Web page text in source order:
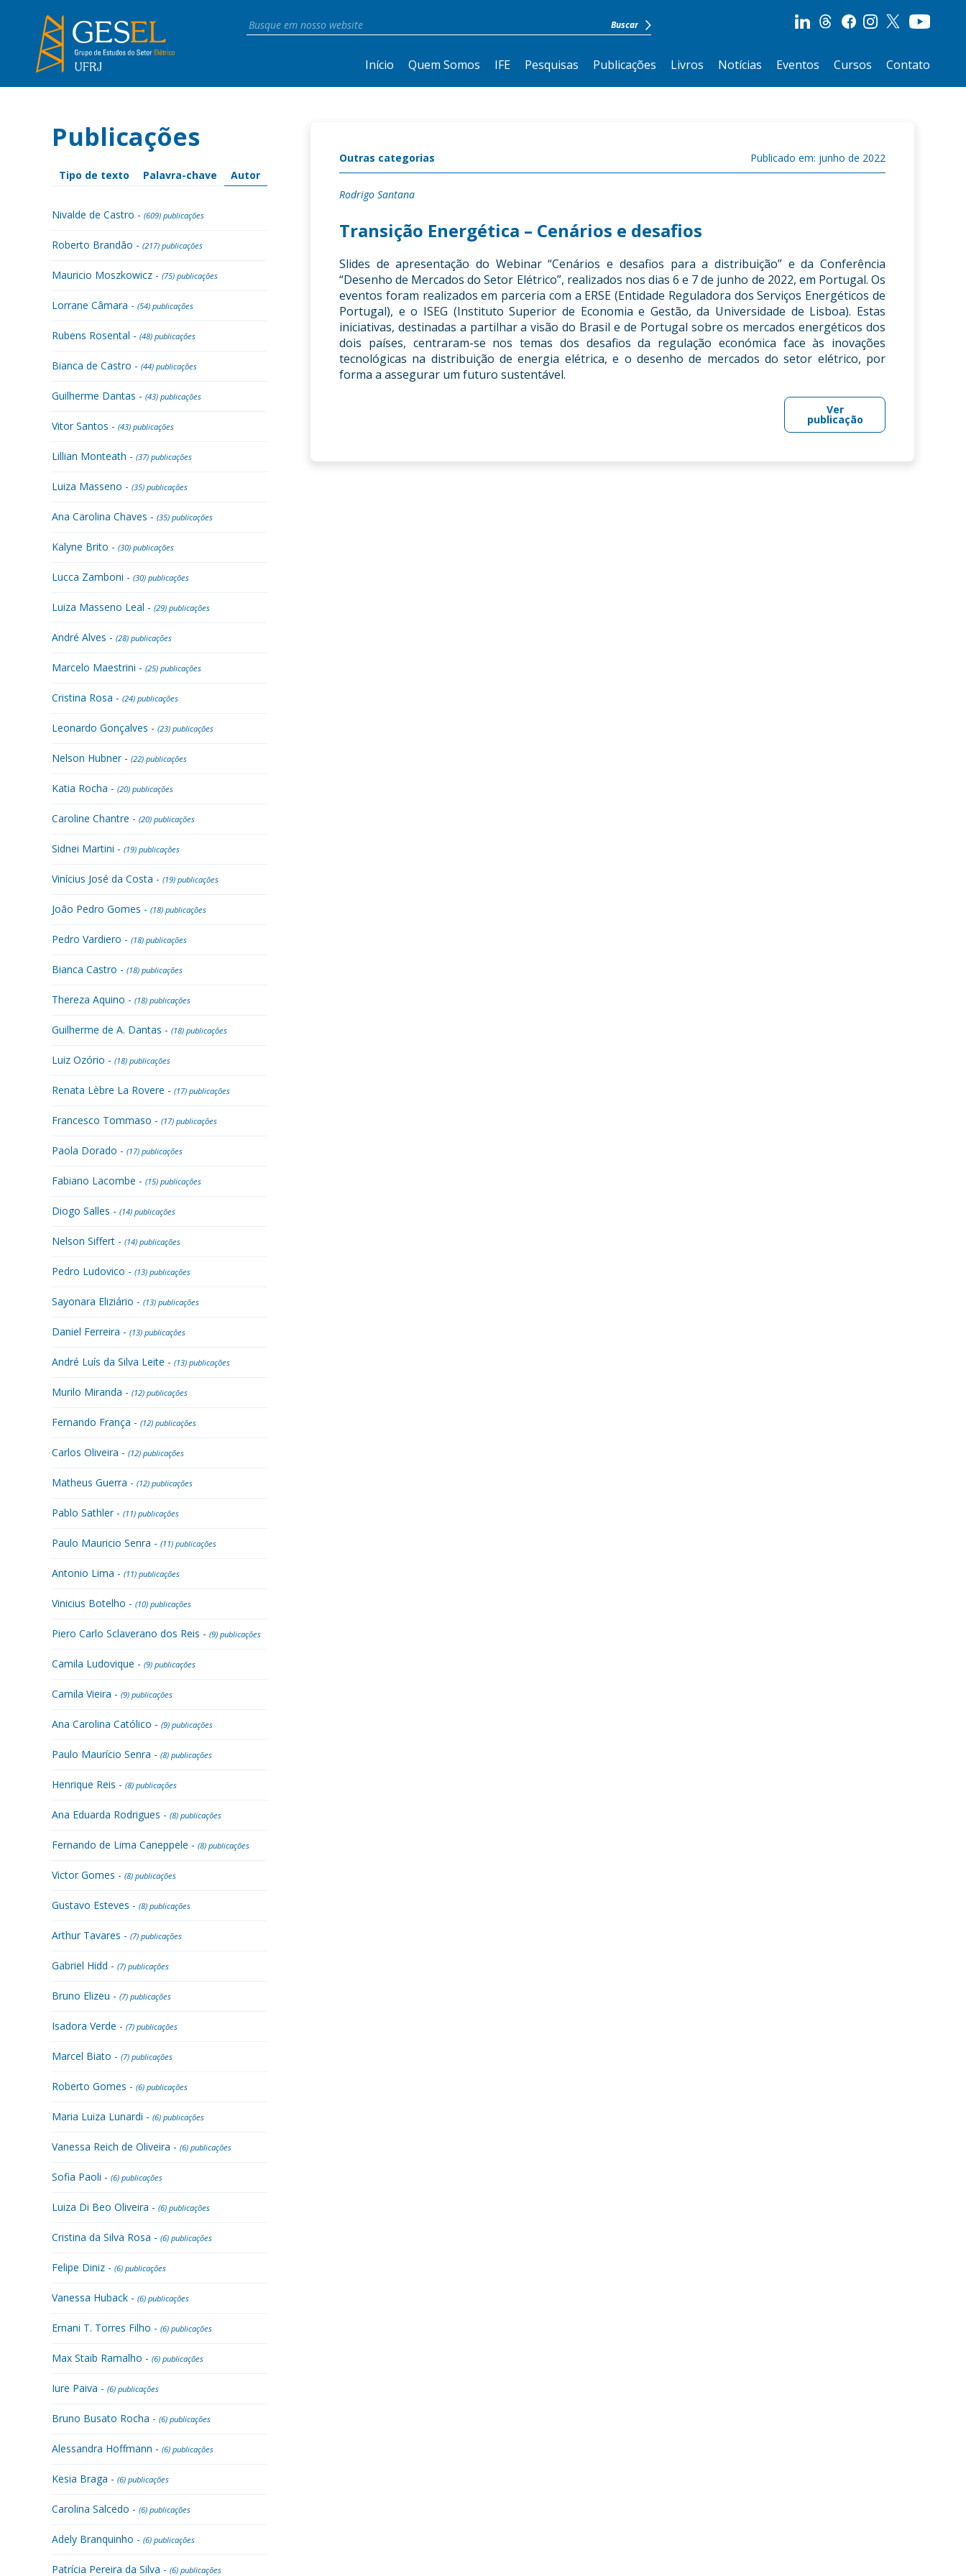
Início Quem Somos IFE Pesquisas Publicações Livros Notícias Eventos Cursos Contato
Publicações
Tipo de texto Palavra-chave Autor
Nivalde de Castro - (609) publicações
Roberto Brandão - (217) publicações
Mauricio Moszkowicz - (75) publicações
Lorrane Câmara - (54) publicações
Rubens Rosental - (48) publicações
Bianca de Castro - (44) publicações
Guilherme Dantas - (43) publicações
Vitor Santos - (43) publicações
Lillian Monteath - (37) publicações
Luiza Masseno - (35) publicações
Ana Carolina Chaves - (35) publicações
Kalyne Brito - (30) publicações
Lucca Zamboni - (30) publicações
Luiza Masseno Leal - (29) publicações
André Alves - (28) publicações
Marcelo Maestrini - (25) publicações
Cristina Rosa - (24) publicações
Leonardo Gonçalves - (23) publicações
Nelson Hubner - (22) publicações
Katia Rocha - (20) publicações
Caroline Chantre - (20) publicações
Sidnei Martini - (19) publicações
Vinícius José da Costa - (19) publicações
João Pedro Gomes - (18) publicações
Pedro Vardiero - (18) publicações
Bianca Castro - (18) publicações
Thereza Aquino - (18) publicações
Guilherme de A. Dantas - (18) publicações
Luiz Ozório - (18) publicações
Renata Lèbre La Rovere - (17) publicações
Francesco Tommaso - (17) publicações
Paola Dorado - (17) publicações
Fabiano Lacombe - (15) publicações
Diogo Salles - (14) publicações
Nelson Siffert - (14) publicações
Pedro Ludovico - (13) publicações
Sayonara Eliziário - (13) publicações
Daniel Ferreira - (13) publicações
André Luís da Silva Leite - (13) publicações
Murilo Miranda - (12) publicações
Fernando França - (12) publicações
Carlos Oliveira - (12) publicações
Matheus Guerra - (12) publicações
Pablo Sathler - (11) publicações
Paulo Mauricio Senra - (11) publicações
Antonio Lima - (11) publicações
Vinicius Botelho - (10) publicações
Piero Carlo Sclaverano dos Reis - (9) publicações
Camila Ludovique - (9) publicações
Camila Vieira - (9) publicações
Ana Carolina Católico - (9) publicações
Paulo Maurício Senra - (8) publicações
Henrique Reis - (8) publicações
Ana Eduarda Rodrigues - (8) publicações
Fernando de Lima Caneppele - (8) publicações
Victor Gomes - (8) publicações
Gustavo Esteves - (8) publicações
Arthur Tavares - (7) publicações
Gabriel Hidd - (7) publicações
Bruno Elizeu - (7) publicações
Isadora Verde - (7) publicações
Marcel Biato - (7) publicações
Roberto Gomes - (6) publicações
Maria Luiza Lunardi - (6) publicações
Vanessa Reich de Oliveira - (6) publicações
Sofia Paoli - (6) publicações
Luiza Di Beo Oliveira - (6) publicações
Cristina da Silva Rosa - (6) publicações
Felipe Diniz - (6) publicações
Vanessa Huback - (6) publicações
Ernani T. Torres Filho - (6) publicações
Max Staib Ramalho - (6) publicações
Iure Paiva - (6) publicações
Bruno Busato Rocha - (6) publicações
Alessandra Hoffmann - (6) publicações
Kesia Braga - (6) publicações
Carolina Salcedo - (6) publicações
Adely Branquinho - (6) publicações
Patrícia Pereira da Silva - (6) publicações
Outras categorias Publicado em: junho de 2022
Rodrigo Santana
Transição Energética – Cenários e desafios
Slides de apresentação do Webinar “Cenários e desafios para a distribuição” e da Conferência
“Desenho de Mercados do Setor Elétrico”, realizados nos dias 6 e 7 de junho de 2022, em Portugal. Os
eventos foram realizados em parceria com a ERSE (Entidade Reguladora dos Serviços Energéticos de
Portugal), e o ISEG (Instituto Superior de Economia e Gestão, da Universidade de Lisboa). Estas
iniciativas, destinadas a partilhar a visão do Brasil e de Portugal sobre os mercados energéticos dos
dois países, centraram-se nos temas dos desafios da regulação económica face às inovações
tecnológicas na distribuição de energia elétrica, e o desenho de mercados do setor elétrico, por
forma a assegurar um futuro sustentável.
Ver
publicação